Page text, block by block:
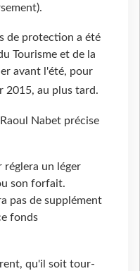
de protection a été
Tourisme et de la
avant l'été, pour
2015, au plus tard.
Nabet précise
réglera un léger
son forfait.
pas de supplément
fonds
qu'il soit tour-